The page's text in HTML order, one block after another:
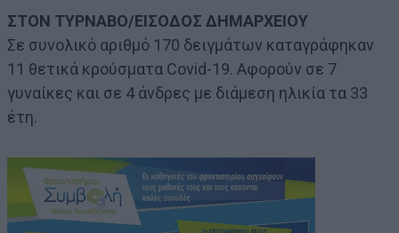
ΣΤΟΝ ΤΥΡΝΑΒΟ/ΕΙΣΟΔΟΣ ΔΗΜΑΡΧΕΙΟΥ
Σε συνολικό αριθμό 170 δειγμάτων καταγράφηκαν
11 θετικά κρούσματα Covid-19. Αφορούν σε 7
γυναίκες και σε 4 άνδρες με διάμεση ηλικία τα 33
έτη.